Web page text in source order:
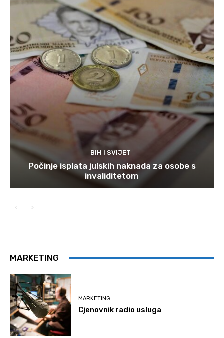
BIH I SVIJET
Počinje isplata julskih naknada za osobe s
invaliditetom
MARKETING
MARKETING
Cjenovnik radio usluga